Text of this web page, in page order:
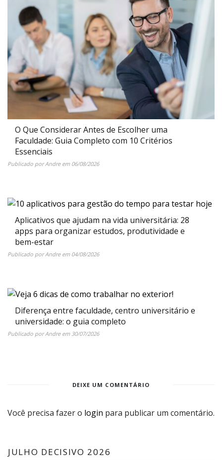
O Que Considerar Antes de Escolher uma
Faculdade: Guia Completo com 10 Critérios
Essenciais
Publicado porAndreem 06/08/2026
Aplicativos que ajudam na vida universitária: 28
apps para organizar estudos, produtividade e
bem-estar
Publicado porAndreem 04/08/2026
Diferença entre faculdade, centro universitário e
universidade: o guia completo
Publicado porAndreem 30/07/2026
DEIXE UM COMENTÁRIO
Você precisa fazer o login para publicar um comentário.
JULHO DECISIVO 2026